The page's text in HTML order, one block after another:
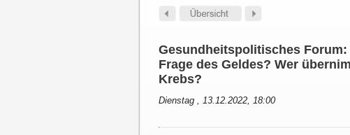
Gesundheitspolitisches
Frage des Geldes? Wer
Krebs?
Dienstag , 13.12.2022, 18:00